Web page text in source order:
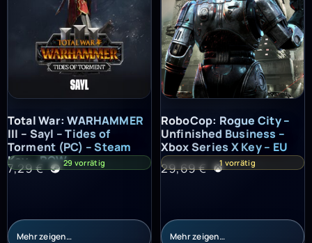
Total War: WARHAMMER III – Sayl – Tides of Torment (PC) –
Total War: WARHAMMER
III – Sayl – Tides of
Torment (PC) – Steam
Key – ROW
7,29€ 29 vorrätig
Mehr zeigen…
RoboCop: Rogue City –
RoboCop: Rogue City –
Unfinished Business –
Xbox Series X Key – EU
29,69€ 1 vorrätig
Mehr zeigen…